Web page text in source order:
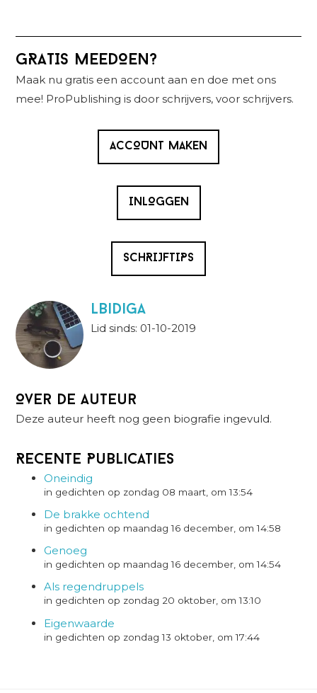
Primaire
Sidebar
GRATIS MEEDOEN?
Maak nu gratis een account aan en doe met ons
mee! ProPublishing is door schrijvers, voor schrijvers.
ACCOUNT MAKEN
INLOGGEN
SCHRIJFTIPS
lbidiga
Lid sinds: 01-10-2019
Over de auteur
Deze auteur heeft nog geen biografie ingevuld.
Recente Publicaties
Oneindig
in gedichten op zondag 08 maart, om 13:54
De brakke ochtend
in gedichten op maandag 16 december, om 14:58
Genoeg
in gedichten op maandag 16 december, om 14:54
Als regendruppels
in gedichten op zondag 20 oktober, om 13:10
Eigenwaarde
in gedichten op zondag 13 oktober, om 17:44